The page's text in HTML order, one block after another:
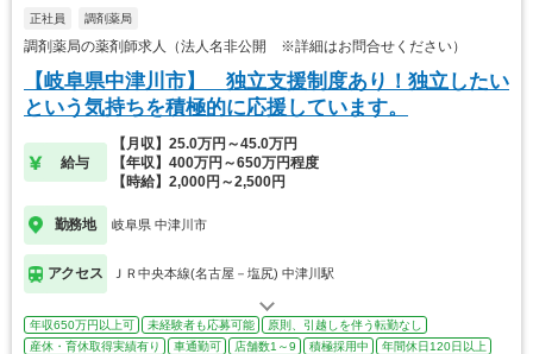
正社員 調剤薬局
調剤薬局の薬剤師求人（法人名非公開 ※詳細はお問合せください）
【岐阜県中津川市】 独立支援制度あり！独立したい
という気持ちを積極的に応援しています。
給与
【月収】25.0万円～45.0万円
【年収】400万円～650万円程度
【時給】2,000円～2,500円
勤務地 岐阜県 中津川市
アクセス ＪＲ中央本線(名古屋－塩尻) 中津川駅
年収650万円以上可 未経験者も応募可能
原則、引越しを伴う転勤なし
産休・育休取得実績有り
車通勤可 店舗数1～9 積極採用中 年間休日120日以上